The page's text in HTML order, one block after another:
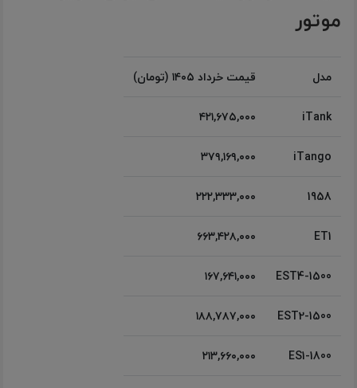
موتور
مدل
قیمت خرداد ۱۴۰۵ (تومان)
iTank
۴۲۱,۶۷۵,۰۰۰
iTango
۳۷۹,۱۶۹,۰۰۰
1958
۲۲۲,۳۳۳,۰۰۰
ET1
۶۶۳,۴۲۸,۰۰۰
EST4-1500
۱۶۷,۶۴۱,۰۰۰
EST2-1500
۱۸۸,۷۸۷,۰۰۰
ES1-1800
۲۱۳,۶۶۰,۰۰۰